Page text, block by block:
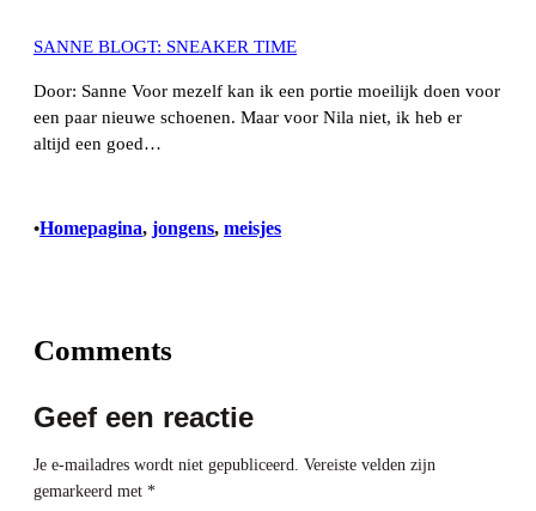
SANNE BLOGT: SNEAKER TIME
Door: Sanne Voor mezelf kan ik een portie moeilijk doen voor
een paar nieuwe schoenen. Maar voor Nila niet, ik heb er
altijd een goed…
•Homepagina, jongens, meisjes
Comments
Geef een reactie
Je e-mailadres wordt niet gepubliceerd.
Vereiste velden zijn
gemarkeerd met *